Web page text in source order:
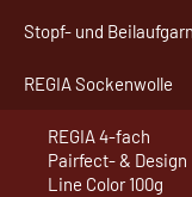
Stopf- und Beilaufgarn
REGIA Sockenwolle
REGIA 4-fach
Pairfect- & Design
Line Color 100g